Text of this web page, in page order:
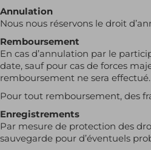
Annulation
Nous nous réservons le droit
Remboursement
En cas d’annulation par le
date, sauf pour cas de forces
remboursement ne sera effectué.
Pour tout remboursement, des
Enregistrements
Par mesure de protection des
sauvegarde pour d’éventuels